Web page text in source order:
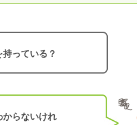
っている？
からないけれ